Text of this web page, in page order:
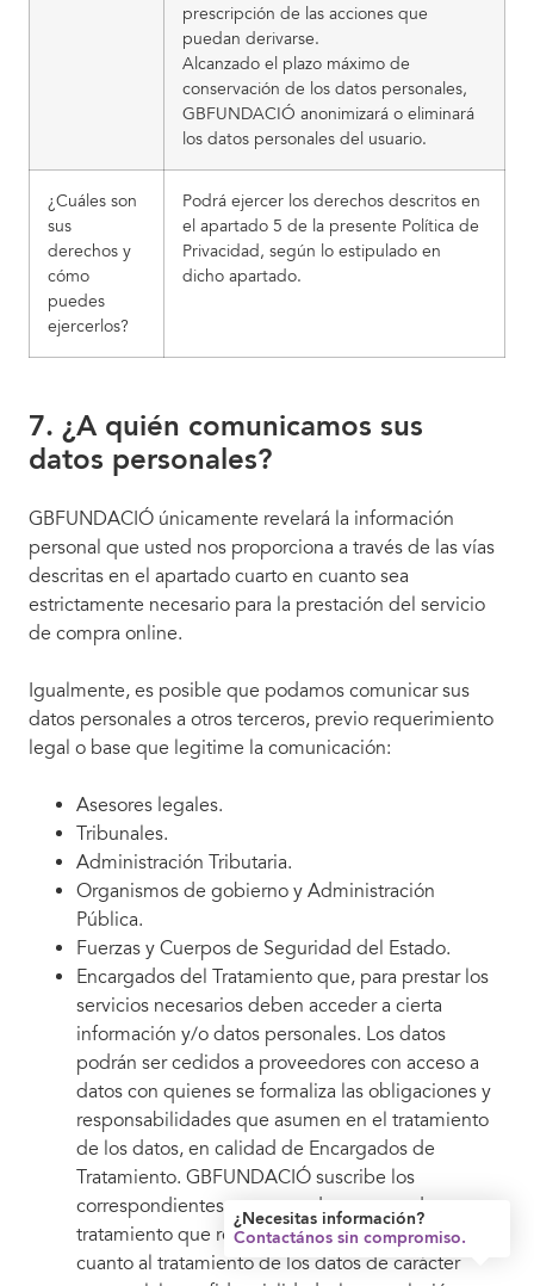
¿Necesitas información?
Contactános sin compromiso.
prescripción de las acciones que
puedan derivarse.
Alcanzado el plazo máximo de
conservación de los datos personales,
GBFUNDACIÓ anonimizará o eliminará
los datos personales del usuario.
¿Cuáles son
sus
derechos y
cómo
puedes
ejercerlos?
Podrá ejercer los derechos descritos en
el apartado 5 de la presente Política de
Privacidad, según lo estipulado en
dicho apartado.
7. ¿A quién comunicamos sus
datos personales?
GBFUNDACIÓ únicamente revelará la información
personal que usted nos proporciona a través de las vías
descritas en el apartado cuarto en cuanto sea
estrictamente necesario para la prestación del servicio
de compra online.
Igualmente, es posible que podamos comunicar sus
datos personales a otros terceros, previo requerimiento
legal o base que legitime la comunicación:
Asesores legales.
Tribunales.
Administración Tributaria.
Organismos de gobierno y Administración
Pública.
Fuerzas y Cuerpos de Seguridad del Estado.
Encargados del Tratamiento que, para prestar los
servicios necesarios deben acceder a cierta
información y/o datos personales. Los datos
podrán ser cedidos a proveedores con acceso a
datos con quienes se formaliza las obligaciones y
responsabilidades que asumen en el tratamiento
de los datos, en calidad de Encargados de
Tratamiento. GBFUNDACIÓ suscribe los
correspondientes contratos de encargo de
tratamiento que recogen las debidas garantías en
cuanto al tratamiento de los datos de carácter